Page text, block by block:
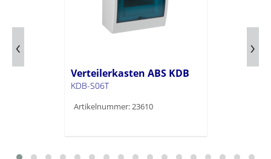
Verteilerkasten ABS KDB
KDB-S06T
Artikelnummer: 23610